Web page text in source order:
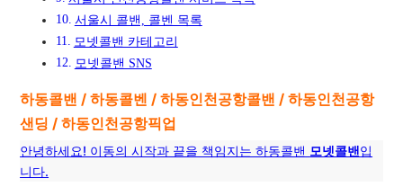
서울시 콜밴, 콜벤 목록
모넷콜밴 카테고리
모넷콜밴 SNS
하동콜밴 / 하동콜벤 / 하동인천공항콜밴 / 하동인천공항
샌딩 / 하동인천공항픽업
안녕하세요! 이동의 시작과 끝을 책임지는 하동콜밴 모넷콜밴입
니다.